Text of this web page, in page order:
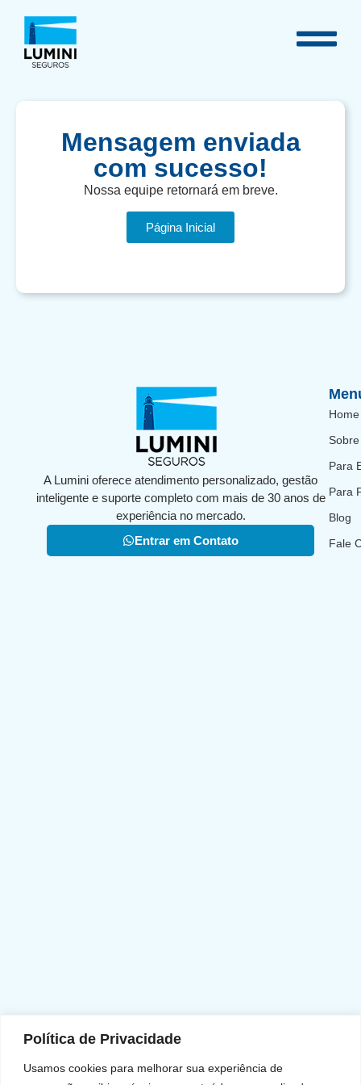
Política de Privacidade
Usamos cookies para melhorar sua experiência de
Mensagem enviada
com sucesso!
Nossa equipe retornará em breve.
Página Inicial
A Lumini oferece atendimento personalizado, gestão
inteligente e suporte completo com mais de 30 anos de
experiência no mercado.
Entrar em Contato
Home
Para
Para
Blog
Fale